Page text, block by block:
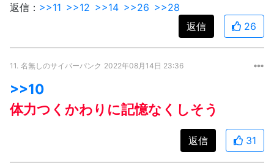
返信： >>11 >>12 >>14 >>26 >>28
返信
26
11. 名無しのサイバーパンク 2022年08月14日 23:36
>>10
体力つくかわりに記憶なくしそう
返信 31